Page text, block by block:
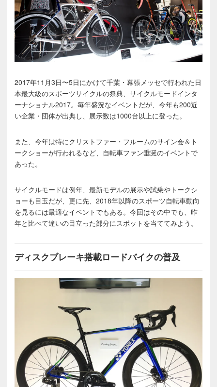
2017年11月3日〜5日にかけて千葉・幕張メッセで行われた日
本最大級のスポーツサイクルの祭典、サイクルモードインタ
ーナショナル2017。毎年盛況なイベントだが、今年も200近
い企業・団体が出典し、展示数は1000台以上に登った。
また、今年は特にクリストファー・フルームのサイン会＆ト
ークショーが行われるなど、自転車ファン垂涎のイベントで
あった。
サイクルモードは例年、最新モデルの展示や試乗やトークシ
ョーも目玉だが、更に先、2018年以降のスポーツ自転車動向
を見るには最適なイベントでもある。今回はその中でも、昨
年と比べて違いの目立った部分にスポットを当ててみよう。
ディスクブレーキ搭載ロードバイクの普及